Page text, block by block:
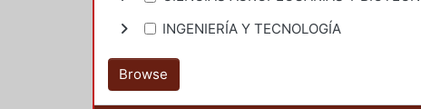
INGENIERÍA Y TECNOLOGÍA
Browse